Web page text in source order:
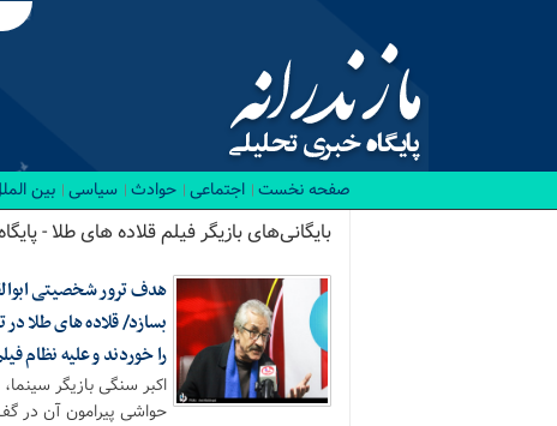
صفحه نخست اجتماعی حوادث سیاسی بین
بایگانی‌های بازیگر فیلم قلاده های طلا -
هدف ترور شخصیتی
بسازد/ قلاده های طلا
را خوردند و علیه نظام
اکبر سنگی بازیگر
حواشی پیرامون آن در